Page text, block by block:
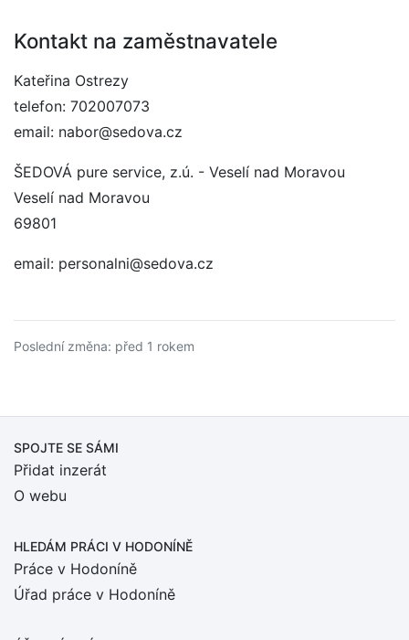
Kontakt na zaměstnavatele
Kateřina Ostrezy
telefon: 702007073
email: nabor@sedova.cz
ŠEDOVÁ pure service, z.ú. - Veselí nad Moravou
Veselí nad Moravou
69801
email: personalni@sedova.cz
Poslední změna: před 1 rokem
SPOJTE SE SÁMI
Přidat inzerát
O webu
HLEDÁM PRÁCI V HODONÍNĚ
Práce v Hodoníně
Úřad práce v Hodoníně